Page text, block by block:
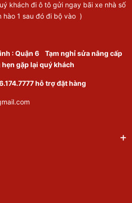
khách đi ô tô gửi ngay bãi xe nhà số
hào 1 sau đó đi bộ vào )
:Quận 6 Tạm nghỉ sửa nâng cấp
gặp lại quý khách
hỗ trợ đặt hàng